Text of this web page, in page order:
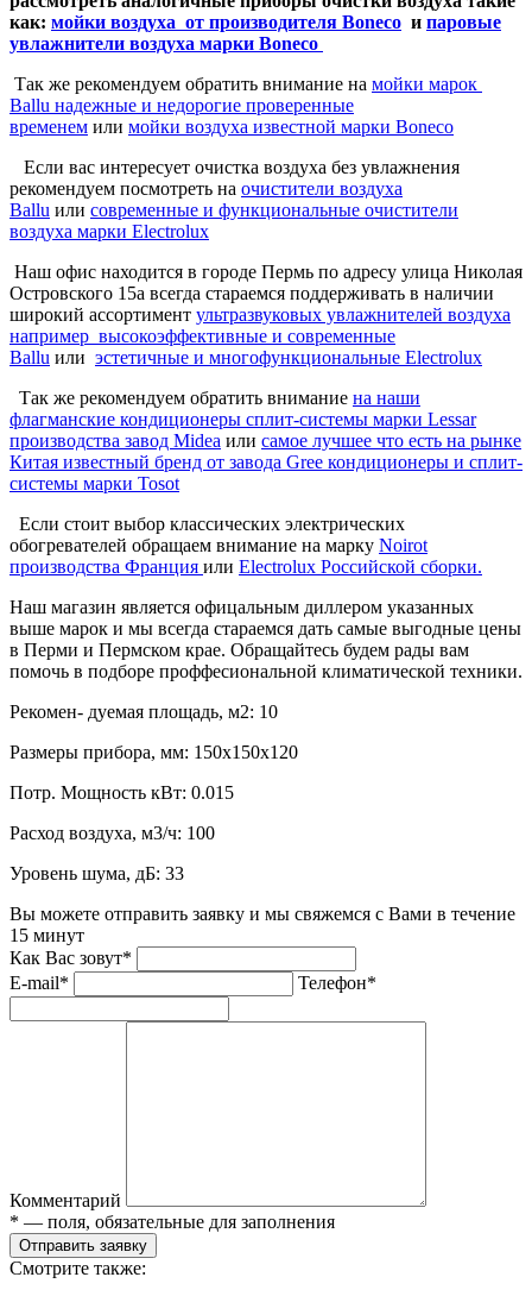
как: мойки воздуха от производителя Boneco и паровые
увлажнители воздуха марки Boneco
Так же рекомендуем обратить внимание на мойки марок
Ballu надежные и недорогие проверенные
временем или мойки воздуха известной марки Boneco
Если вас интересует очистка воздуха без увлажнения
рекомендуем посмотреть на очистители воздуха
Ballu или современные и функциональные очистители
воздуха марки Electrolux
Наш офис находится в городе Пермь по адресу улица Николая
Островского 15а всегда стараемся поддерживать в наличии
широкий ассортимент ультразвуковых увлажнителей воздуха
например высокоэффективные и современные
Ballu или эстетичные и многофункциональные Electrolux
Так же рекомендуем обратить внимание на наши
флагманские кондиционеры сплит-системы марки Lessar
производства завод Midea или самое лучшее что есть на рынке
Китая известный бренд от завода Gree кондиционеры и сплит-
системы марки Tosot
Если стоит выбор классических электрических
обогревателей обращаем внимание на марку Noirot
производства Франция или Electrolux Российской сборки.
Наш магазин является офицальным диллером указанных
выше марок и мы всегда стараемся дать самые выгодные цены
в Перми и Пермском крае. Обращайтесь будем рады вам
помочь в подборе проффесиональной климатической техники.
Рекомен- дуемая площадь, м2: 10
Размеры прибора, мм: 150x150x120
Потр. Мощность кВт: 0.015
Расход воздуха, м3/ч: 100
Уровень шума, дБ: 33
Вы можете отправить заявку и мы свяжемся с Вами в течение
15 минут
Как Вас зовут*
E-mail*
Телефон*
Комментарий
* — поля, обязательные для заполнения
Отправить заявку
Смотрите также: